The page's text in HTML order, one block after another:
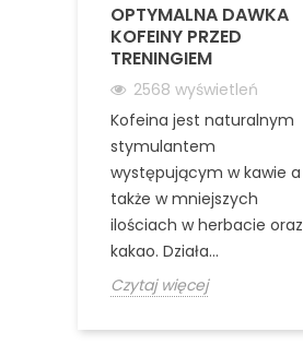
OPTYMALNA DAWKA
KOFEINY PRZED
TRENINGIEM
2568 wyświetleń
Kofeina jest naturalnym
stymulantem
występującym w kawie a
także w mniejszych
ilościach w herbacie oraz
kakao. Działa...
Czytaj więcej